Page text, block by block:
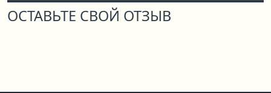
ОСТАВЬТЕ СВОЙ ОТЗЫВ